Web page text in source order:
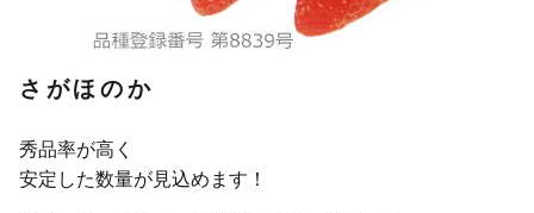
さがほのか
秀品率が高く
安定した数量が見込めます！